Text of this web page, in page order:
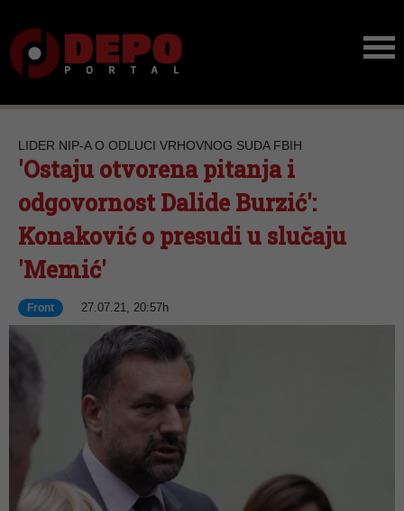
LIDER NIP-A O ODLUCI VRHOVNOG SUDA FBIH
'Ostaju otvorena pitanja i
odgovornost Dalide Burzić':
Konaković o presudi u slučaju
'Memić'
Front 27.07.21, 20:57h